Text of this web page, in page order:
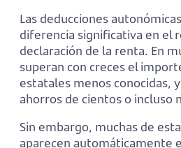
Las deducciones
diferencia significativa en el
declaración de la renta. En
superan con creces el
estatales menos conocidas,
ahorros de cientos o incluso
Sin embargo, muchas de
aparecen automáticamente